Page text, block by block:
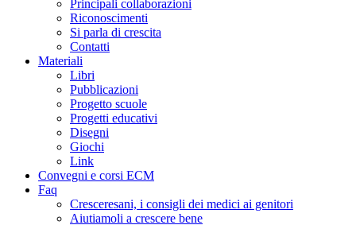
Principali collaborazioni
Riconoscimenti
Si parla di crescita
Contatti
Materiali
Libri
Pubblicazioni
Progetto scuole
Progetti educativi
Disegni
Giochi
Link
Convegni e corsi ECM
Faq
Cresceresani, i consigli dei medici ai genitori
Aiutiamoli a crescere bene